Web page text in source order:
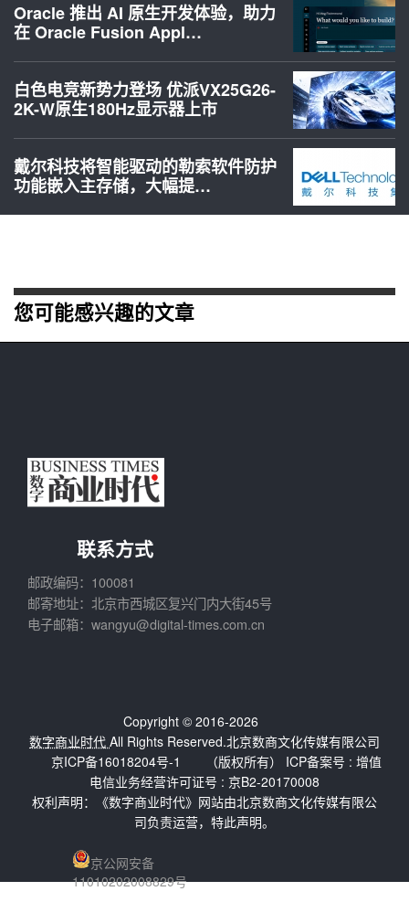
Oracle 推出 AI 原生开发体验，助力
在 Oracle Fusion Appl…
白色电竞新势力登场 优派VX25G26-
2K-W原生180Hz显示器上市
戴尔科技将智能驱动的勒索软件防护
功能嵌入主存储，大幅提…
您可能感兴趣的文章
联系方式
邮政编码：100081
邮寄地址：北京市西城区复兴门内大街45号
电子邮箱：wangyu@digital-times.com.cn
Copyright © 2016-2026
数字商业时代 All Rights Reserved.北京数商文化传媒有限公司
（版权所有） ICP备案号 :
京ICP备16018204号-1
增值
电信业务经营许可证号 : 京B2-20170008
权利声明：《数字商业时代》网站由北京数商文化传媒有限公
司负责运营，特此声明。
京公网安备
11010202008829号